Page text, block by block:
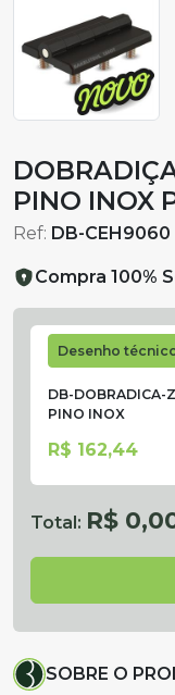
PINO INOX
Ref: DB-CEH9060
Compra 100%
Desenho
DB-
PINO INOX
R$ 162,44
Total: R$
SOBRE O